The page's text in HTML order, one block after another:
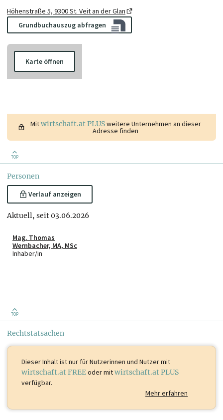
Höhenstraße 5, 9300 St. Veit an der Glan
Grundbuchauszug abfragen
Karte öffnen
Mitwirtschaft.at PLUSweitere Unternehmen an dieser
Adresse finden
TOP
Personen
Verlauf anzeigen
Aktuell, seit 03.06.2026
Mag. Thomas
Wernbacher, MA, MSc
Inhaber/in
TOP
Rechtstatsachen
Dieser Inhalt istnur für Nutzerinnen und Nutzer mit
wirtschaft.at FREEoder mitwirtschaft.at PLUS
verfügbar.
Mehr erfahren